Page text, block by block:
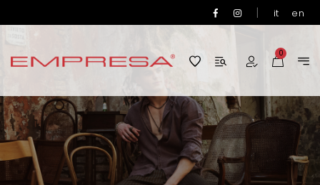
| it en
0